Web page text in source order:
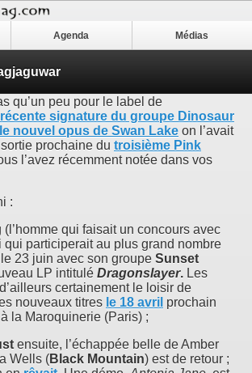
Agenda Médias
qu’un peu pour le label de
récente signature du groupe Dinosaur
le nouvel opus de Swan Lake on l’avait
prochaine du troisième Pink
l’avez récemment notée dans vos
:
(l’homme qui faisait un concours avec
qui participerait au plus grand nombre
23 juin avec son groupe Sunset
LP intitulé Dragonslayer. Les
certainement le loisir de
nouveaux titres le 18 avril prochain
la Maroquinerie (Paris) ;
ensuite, l’échappée belle de Amber
Wells (Black Mountain) est de retour ;